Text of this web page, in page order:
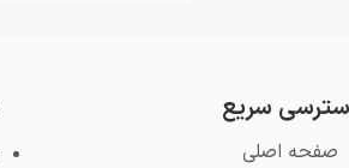
سریع
صفحه اصلی